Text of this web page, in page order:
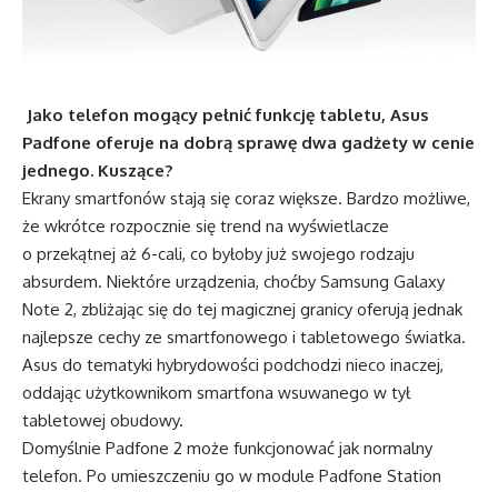
Jako telefon mogący pełnić funkcję tabletu, Asus
Padfone oferuje na dobrą sprawę dwa gadżety w cenie
jednego. Kuszące?
Ekrany smartfonów stają się coraz większe. Bardzo możliwe,
że wkrótce rozpocznie się trend na wyświetlacze
o przekątnej aż 6-cali, co byłoby już swojego rodzaju
absurdem. Niektóre urządzenia, choćby Samsung Galaxy
Note 2, zbliżając się do tej magicznej granicy oferują jednak
najlepsze cechy ze smartfonowego i tabletowego światka.
Asus do tematyki hybrydowości podchodzi nieco inaczej,
oddając użytkownikom smartfona wsuwanego w tył
tabletowej obudowy.
Domyślnie Padfone 2 może funkcjonować jak normalny
telefon. Po umieszczeniu go w module Padfone Station